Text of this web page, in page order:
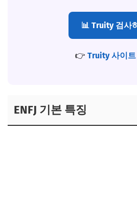
📊 Truity 검사
👉 Truity 사이
ENFJ 기본 특징